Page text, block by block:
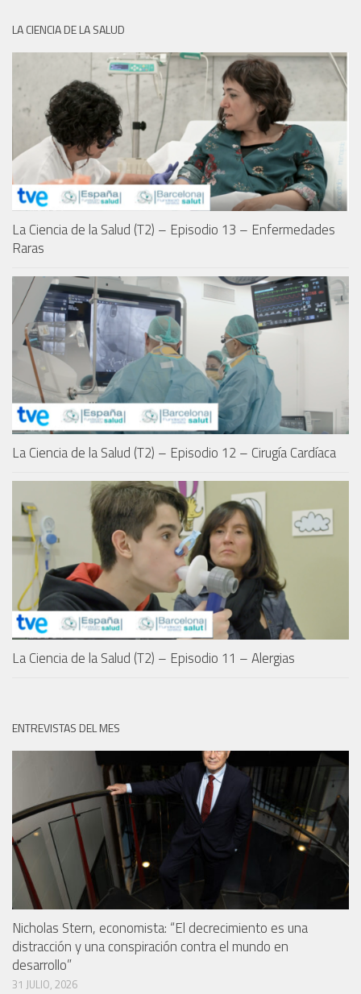
LA CIENCIA DE LA SALUD
La Ciencia de la Salud (T2) – Episodio 13 – Enfermedades
Raras
La Ciencia de la Salud (T2) – Episodio 12 – Cirugía Cardíaca
La Ciencia de la Salud (T2) – Episodio 11 – Alergias
ENTREVISTAS DEL MES
Nicholas Stern, economista: “El decrecimiento es una
distracción y una conspiración contra el mundo en
desarrollo”
31 JULIO, 2026